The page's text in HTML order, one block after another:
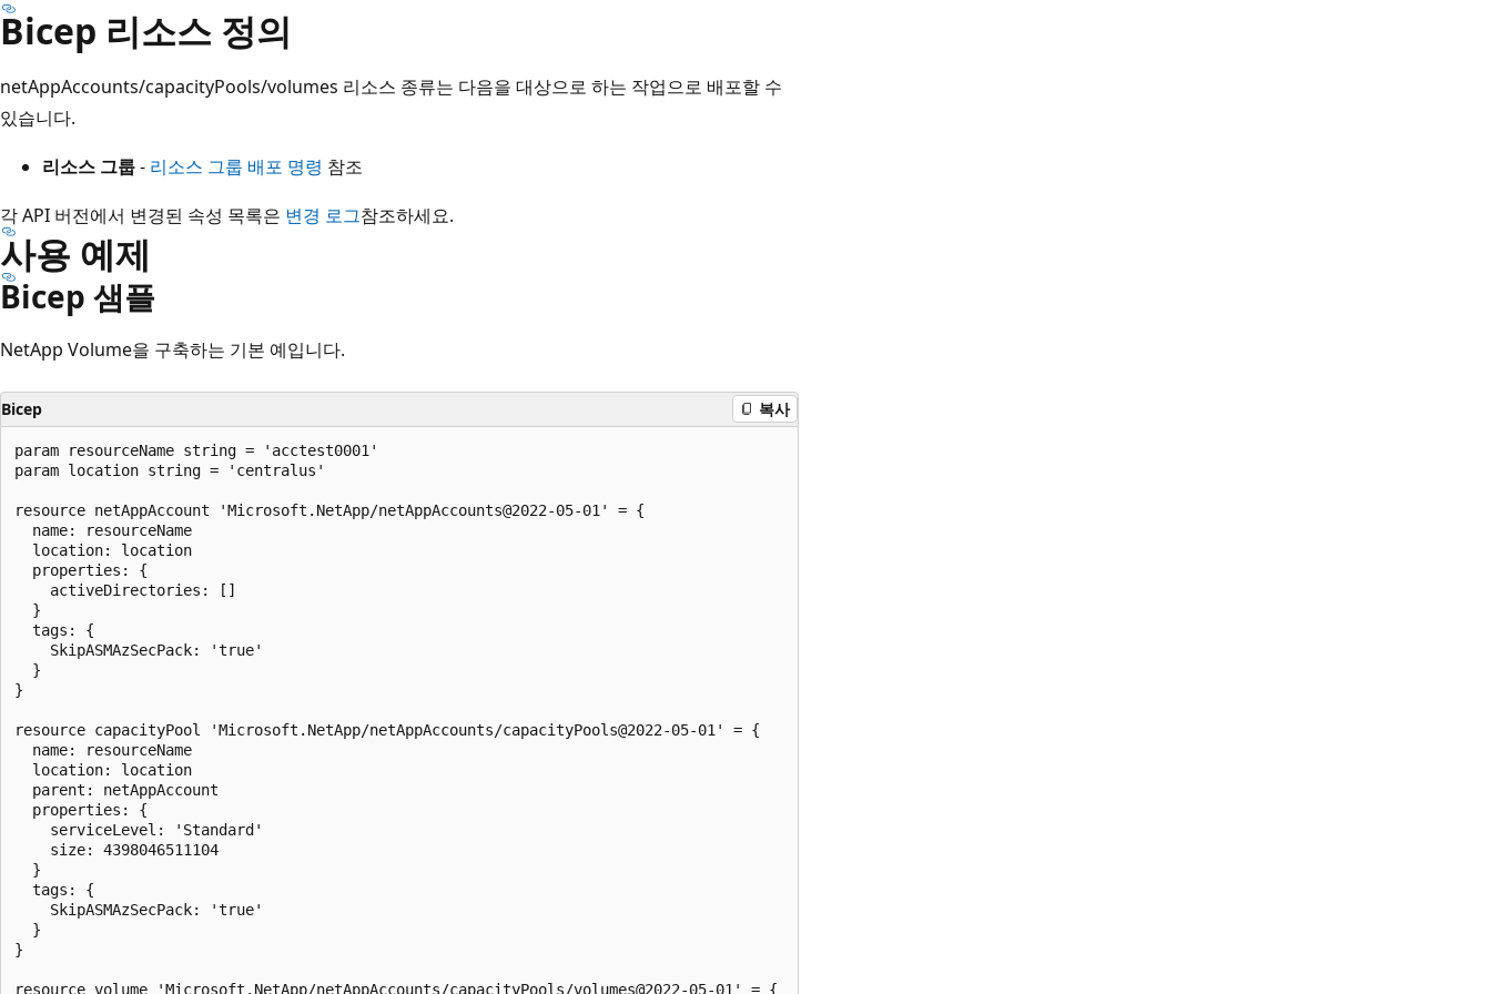
Bicep 리소스 정의
netAppAccounts/capacityPools/volumes 리소스 종류는 다음을 대상으로 하는 작업으로 배포할 수
있습니다.
리소스 그룹- 리소스 그룹 배포 명령 참조
각 API 버전에서 변경된 속성 목록은 변경 로그참조하세요.
사용 예제
Bicep 샘플
NetApp Volume을 구축하는 기본 예입니다.
Bicep 복사
param resourceName string = 'acctest0001'
param location string = 'centralus'
resource netAppAccount 'Microsoft.NetApp/netAppAccounts@2022-05-01' = {
  name: resourceName
  location: location
  properties: {
    activeDirectories: []
  }
  tags: {
    SkipASMAzSecPack: 'true'
  }
}
resource capacityPool 'Microsoft.NetApp/netAppAccounts/capacityPools@2022-05-01' = {
  name: resourceName
  location: location
  parent: netAppAccount
  properties: {
    serviceLevel: 'Standard'
    size: 4398046511104
  }
  tags: {
    SkipASMAzSecPack: 'true'
  }
}
resource volume 'Microsoft.NetApp/netAppAccounts/capacityPools/volumes@2022-05-01' = {